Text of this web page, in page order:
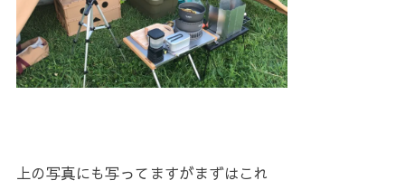
上の写真にも写ってますがまずはこれ